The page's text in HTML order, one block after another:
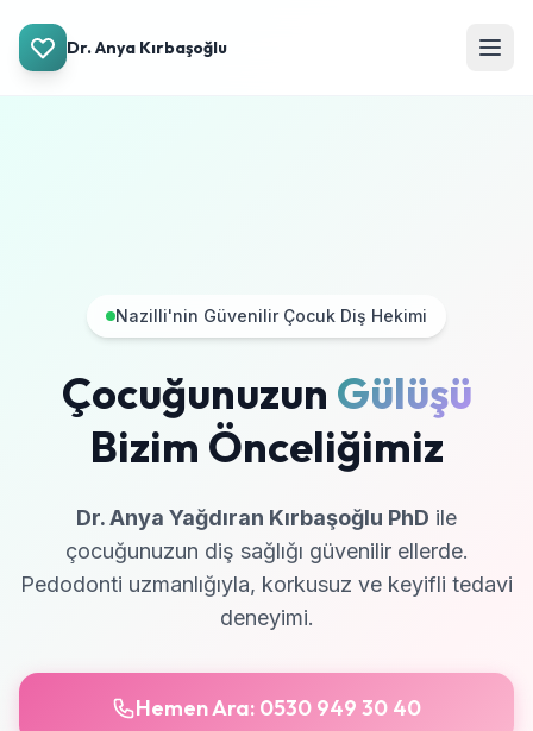
Dr. Anya Kırbaşoğlu
Nazilli'nin Güvenilir Çocuk Diş Hekimi
Çocuğunuzun Gülüşü
Bizim Önceliğimiz
Dr. Anya Yağdıran Kırbaşoğlu PhD ile
çocuğunuzun diş sağlığı güvenilir ellerde.
Pedodonti uzmanlığıyla, korkusuz ve keyifli tedavi
deneyimi.
Hemen Ara: 0530 949 30 40